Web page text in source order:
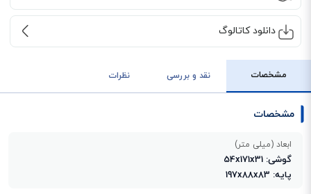
دانلود کاتالوگ
مشخصات نقد و بررسی نظرات
مشخصات
ابعاد (میلی متر)
گوشی: 54x171x31
پایه: 197x88x83